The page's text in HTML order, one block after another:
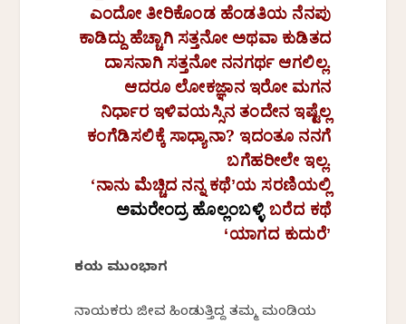
ಎಂದೋ ತೀರಿಕೊಂಡ ಹೆಂಡತಿಯ ನೆನಪು
ಕಾಡಿದ್ದು ಹೆಚ್ಚಾಗಿ ಸತ್ತನೋ ಅಥವಾ ಕುಡಿತದ
ದಾಸನಾಗಿ ಸತ್ತನೋ ನನಗರ್ಥ ಆಗಲಿಲ್ಲ.
ಆದರೂ ಲೋಕಜ್ಞಾನ ಇರೋ ಮಗನ
ನಿರ್ಧಾರ ಇಳಿವಯಸ್ಸಿನ ತಂದೇನ ಇಷ್ಟೆಲ್ಲ
ಕಂಗೆಡಿಸಲಿಕ್ಕೆ ಸಾಧ್ಯಾನಾ?ಇದಂತೂ ನನಗೆ
ಬಗೆಹರೀಲೇ ಇಲ್ಲ.
‘ನಾನು ಮೆಚ್ಚಿದ ನನ್ನ ಕಥೆʼಯ ಸರಣಿಯಲ್ಲಿ
ಅಮರೇಂದ್ರ ಹೊಲ್ಲಂಬಳ್ಳಿಬರೆದ ಕಥೆ
‘ಯಾಗದ ಕುದುರೆʼ
ಕಥೆಯ ಮುಂಭಾಗ
ನಾಯಕರು ಜೀವ ಹಿಂಡುತ್ತಿದ್ದ ತಮ್ಮ ಮಂಡಿಯ